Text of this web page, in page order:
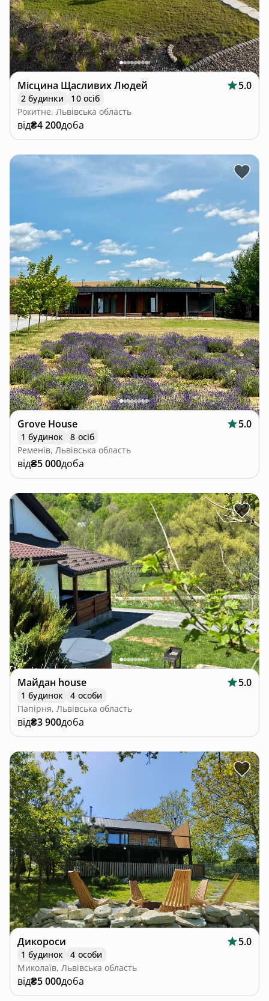
Місцина Щасливих Людей 5.0
2 будинки
10 осіб
Рокитне, Львівська область
від₴4 200доба
Grove House 5.0
1 будинок
8 осіб
Ременів, Львівська область
від₴5 000доба
Майдан house 5.0
1 будинок
4 особи
Папірня, Львівська область
від₴3 900доба
Дикороси 5.0
1 будинок
4 особи
Миколаїв, Львівська область
від₴5 000доба